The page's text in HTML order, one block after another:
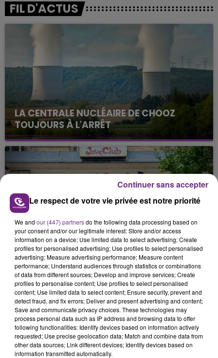
FIL D'ACTUS
LA CENTRALE NUCLÉAIRE DE CHOOZ
TOUJOURS À L'ARRÊT
Cela fait déjà une semaine que la centrale
nucléaire ardennaise est à l'arrêt. Une situation
justifiée par la sécheresse intense qui est toujours
présente.
LE MAGASIN JOUÉCLUB DE REIMS FERME
SES PORTES
C'était l'une des institutions du centre-ville
rémois. Le magasin JouéClub est contraint de
fermer ses portes.
TITRES DIFFUSÉS
10h38
10h38 10h35
10h35
Le respect de votre vie privée est notre priorité
We and our (447) partnersdo the following data processing based on
your consent and/or our legitimate interest: Store and/or access
information on a device; Use limited data to select advertising; Create
profiles for personalised advertising; Use profiles to select personalised
advertising; Measure advertising performance; Measure content
performance; Understand audiences through statistics or combinations
of data from different sources; Develop and improve services; Create
profiles to personalise content; Use profiles to select personalised
content; Use limited data to select content; Ensure security, prevent and
detect fraud, and fix errors; Deliver and present advertising and content;
Save and communicate privacy choices. These technologies may
process personal data such as IP address and browsing data to offer
following functionalities: Identify devices based on information actively
requested; Use precise geolocation data; Match and combine data from
other data sources; Link different devices; Identify devices based on
information transmitted automatically.
Continuer sans accepter